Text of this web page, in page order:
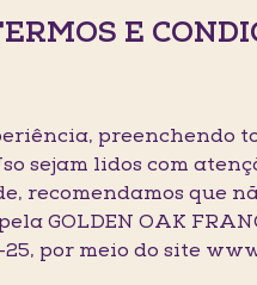
E
preenchendo
sejam lidos com
recomendamos que
GOLDEN OAK
por meio do site